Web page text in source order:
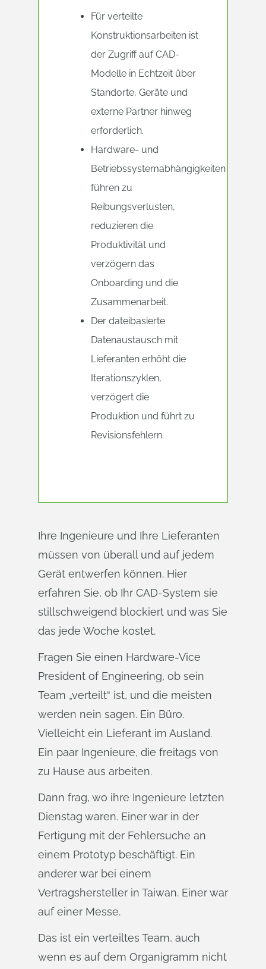
Für verteilte
Konstruktionsarbeiten ist
der Zugriff auf CAD-
Modelle in Echtzeit über
Standorte, Geräte und
externe Partner hinweg
erforderlich.
Hardware- und
Betriebssystemabhängigkeiten
führen zu
Reibungsverlusten,
reduzieren die
Produktivität und
verzögern das
Onboarding und die
Zusammenarbeit.
Der dateibasierte
Datenaustausch mit
Lieferanten erhöht die
Iterationszyklen,
verzögert die
Produktion und führt zu
Revisionsfehlern.
Ihre Ingenieure und Ihre Lieferanten
müssen von überall und auf jedem
Gerät entwerfen können. Hier
erfahren Sie, ob Ihr CAD-System sie
stillschweigend blockiert und was Sie
das jede Woche kostet.
Fragen Sie einen Hardware-Vice
President of Engineering, ob sein
Team „verteilt“ ist, und die meisten
werden nein sagen. Ein Büro.
Vielleicht ein Lieferant im Ausland.
Ein paar Ingenieure, die freitags von
zu Hause aus arbeiten.
Dann frag, wo ihre Ingenieure letzten
Dienstag waren. Einer war in der
Fertigung mit der Fehlersuche an
einem Prototyp beschäftigt. Ein
anderer war bei einem
Vertragshersteller in Taiwan. Einer war
auf einer Messe.
Das ist ein verteiltes Team, auch
wenn es auf dem Organigramm nicht